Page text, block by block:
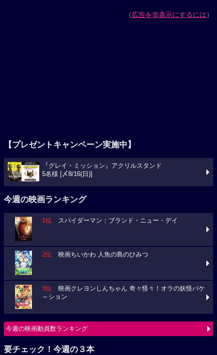
（広告を非表示にするには）
【プレゼントキャンペーン実施中】
『グレイ・ミッション』アクリルスタンド
5名様 [〆8/16(日)]
今週の映画ランキング
1位 スパイダーマン：ブランド・ニュー・デイ
2位 映画ちいかわ 人魚の島のひみつ
3位 映画クレヨンしんちゃん 奇々怪々！オラの妖怪バケ
～ション
今週の映画動員数ランキング
要チェック！今週の３本